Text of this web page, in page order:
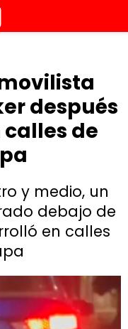
después
de
y medio, un
debajo de
en calles